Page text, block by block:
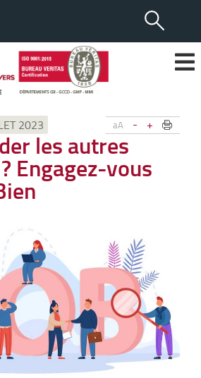
aA - +
2023
les autres
Engagez-vous